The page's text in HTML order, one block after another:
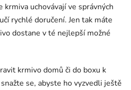
krmiva uchovávají ve správných
rychlé doručení. Jen tak máte
dostane v té nejlepší možné
krmivo domů či do boxu k
se, abyste ho vyzvedli ještě